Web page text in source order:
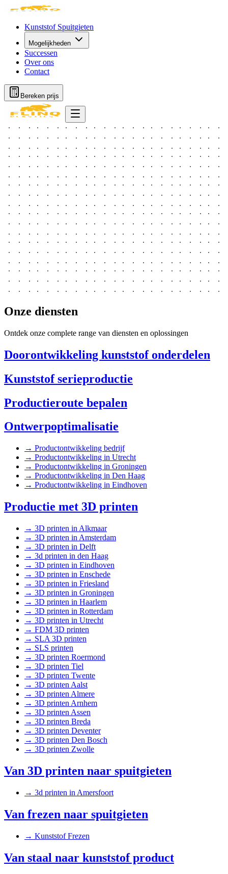
Kunststof Spuitgieten
Mogelijkheden
Successen
Over ons
Contact
Bereken prijs
Onze diensten
Ontdek onze complete range van diensten en oplossingen
Doorontwikkeling kunststof onderdelen
Kunststof serieproductie
Productieroute bepalen
Ontwerpoptimalisatie
→ Productontwikkeling bedrijf
→ Productontwikkeling in Utrecht
→ Productontwikkeling in Groningen
→ Productontwikkeling in Den Haag
→ Productontwikkeling in Eindhoven
Productie met 3D printen
→ 3D printen in Alkmaar
→ 3D printen in Amsterdam
→ 3D printen in Delft
→ 3d printen in den Haag
→ 3D printen in Eindhoven
→ 3D printen in Enschede
→ 3D printen in Friesland
→ 3D printen in Groningen
→ 3D printen in Haarlem
→ 3D printen in Rotterdam
→ 3D printen in Utrecht
→ FDM 3D printen
→ SLA 3D printen
→ SLS printen
→ 3D printen Roermond
→ 3D printen Tiel
→ 3D printen Twente
→ 3D printen Aalst
→ 3D printen Almere
→ 3D printen Arnhem
→ 3D printen Assen
→ 3D printen Breda
→ 3D printen Deventer
→ 3D printen Den Bosch
→ 3D printen Zwolle
Van 3D printen naar spuitgieten
→ 3d printen in Amersfoort
Van frezen naar spuitgieten
→ Kunststof Frezen
Van staal naar kunststof product